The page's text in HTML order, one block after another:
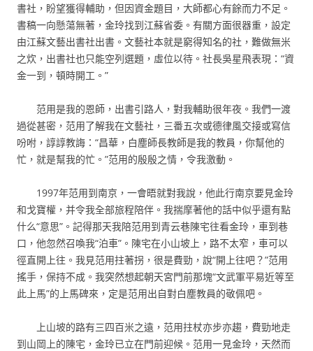
書社，盼望獲得輔助，但因資金題目，大師都心有餘而力不足。
書稿一向懸蕩無著，金玲找到江蘇省委。有關方面很器重，設定
由江蘇文藝出書社出書。文藝社本就是窮得知名的社，難做無米
之炊，出書社也只能空列選題，虛位以待。社長吳星飛表現：“資
金一到，頓時開工。”
范用是我的恩師，出書引路人，對我輔助很年夜。我們一渡
過從甚密，范用了解我在文藝社，三番五次或德律風交接或寫信
吩咐，諄諄教誨：“昌華，白塵師長教師是我的教員，你幫他的
忙，就是幫我的忙。”范用的殷殷之情，令我激動。
1997年范用到南京，一會晤就對我說，他此行南京要見金玲
和戈寶權，并令我全部旅程陪伴。我揣摩著他的話中似乎還有點
什么“意思”。記得那天我陪范用到青云巷陳宅往看金玲，車到巷
口，他忽然召喚我“泊車”。陳宅在小山坡上，路不太窄，車可以
徑直開上往。我見范用拄著拐，很是費勁，說“開上往吧？”范用
搖手，保持不成。我突然想起朝天宮門前那塊“文武軍平易近等至
此上馬”的上馬碑來，定是范用出自對白塵教員的敬佩吧。
上山坡的路有三四百米之遠，范用拄杖亦步亦趨，費勁地走
到山岡上的陳宅，金玲已立在門前迎候。范用一見金玲，天然而